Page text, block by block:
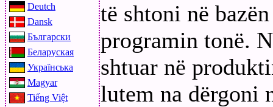
Deutch
Dansk
Български
Беларуская
Українська
Magyar
Tiếng Việt
të shtoni në
programin tonë.
shtuar në
lutem na dërgoni